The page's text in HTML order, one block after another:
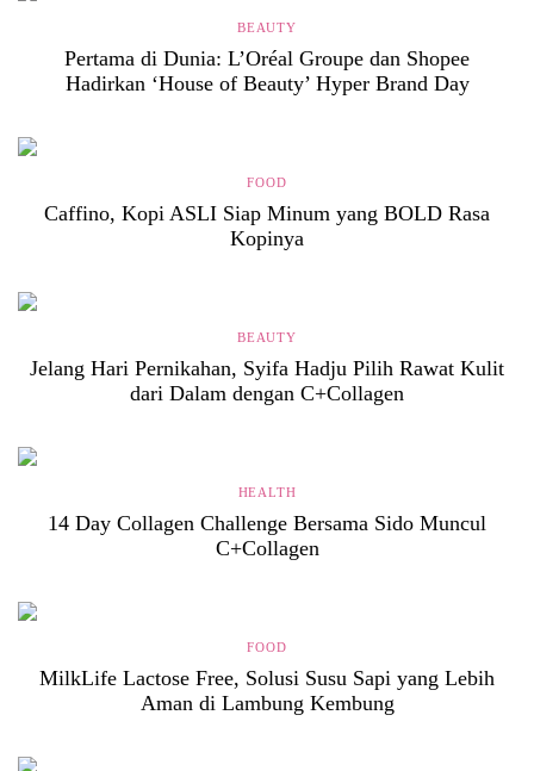
BEAUTY
Pertama di Dunia: L’Oréal Groupe dan Shopee
Hadirkan ‘House of Beauty’ Hyper Brand Day
FOOD
Caffino, Kopi ASLI Siap Minum yang BOLD Rasa
Kopinya
BEAUTY
Jelang Hari Pernikahan, Syifa Hadju Pilih Rawat Kulit
dari Dalam dengan C+Collagen
HEALTH
14 Day Collagen Challenge Bersama Sido Muncul
C+Collagen
FOOD
MilkLife Lactose Free, Solusi Susu Sapi yang Lebih
Aman di Lambung Kembung